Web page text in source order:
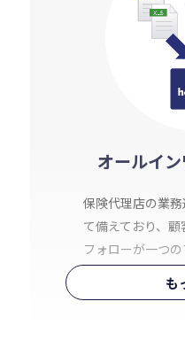
オールイ
保険代理店の業
て備えており、
フォローが一つ
も